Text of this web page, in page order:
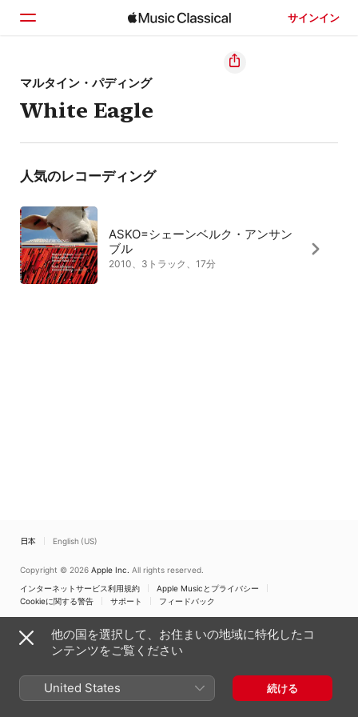
サインイン
ホーム
見つける
検索
マルタイン・パディング
White Eagle
人気のレコーディング
ASKO=シェーンベルク・アンサン
ブル
2010、3トラック、17分
日本 English (US)
Copyright © 2026 Apple Inc. All rights reserved.
インターネットサービス利用規約
Apple Musicとプライバシー
Cookieに関する警告
サポート フィードバック
他の国を選択して、お住まいの地域に特化したコ
ンテンツをご覧ください
United States 続ける